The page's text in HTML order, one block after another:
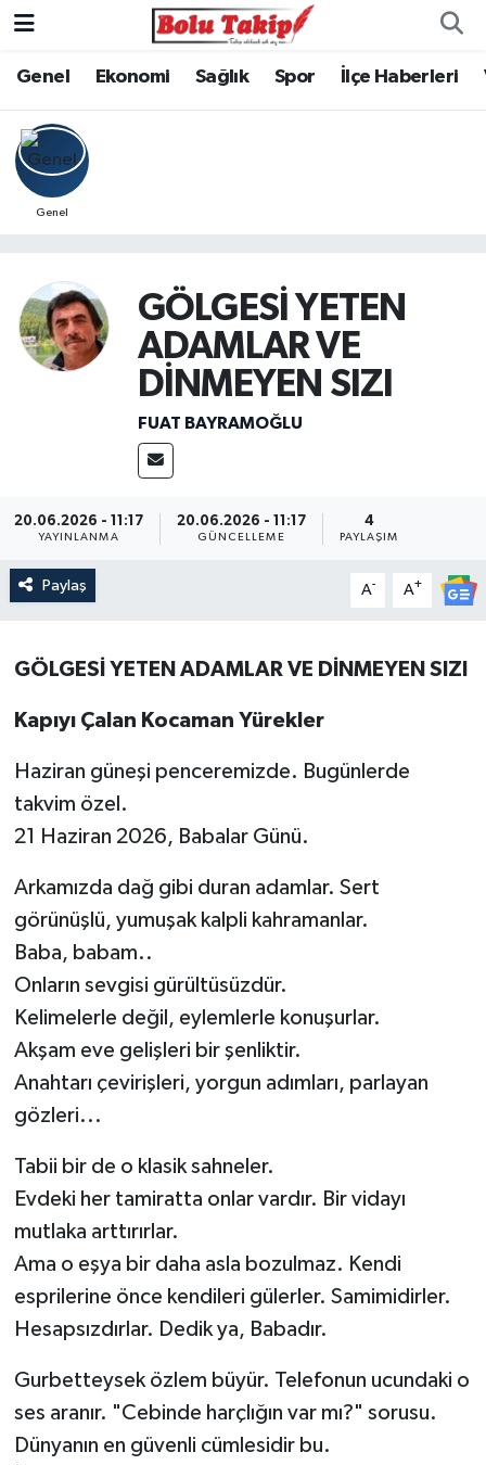
Genel Ekonomi Sağlık Spor İlçe Haberleri
Genel
GÖLGESİ YETEN
ADAMLAR VE
DİNMEYEN SIZI
FUAT BAYRAMOĞLU
20.06.2026 - 11:17
YAYINLANMA
20.06.2026 - 11:17
GÜNCELLEME
4
PAYLAŞIM
Paylaş A- A+
GÖLGESİ YETEN ADAMLAR VE DİNMEYEN SIZI
Kapıyı Çalan Kocaman Yürekler
Haziran güneşi penceremizde. Bugünlerde
takvim özel.
21 Haziran 2026, Babalar Günü.
Arkamızda dağ gibi duran adamlar. Sert
görünüşlü, yumuşak kalpli kahramanlar.
Baba, babam..
Onların sevgisi gürültüsüzdür.
Kelimelerle değil, eylemlerle konuşurlar.
Akşam eve gelişleri bir şenliktir.
Anahtarı çevirişleri, yorgun adımları, parlayan
gözleri...
Tabii bir de o klasik sahneler.
Evdeki her tamiratta onlar vardır. Bir vidayı
mutlaka arttırırlar.
Ama o eşya bir daha asla bozulmaz. Kendi
esprilerine önce kendileri gülerler. Samimidirler.
Hesapsızdırlar. Dedik ya, Babadır.
Gurbetteysek özlem büyür. Telefonun ucundaki o
ses aranır. "Cebinde harçlığın var mı?" sorusu.
Dünyanın en güvenli cümlesidir bu.